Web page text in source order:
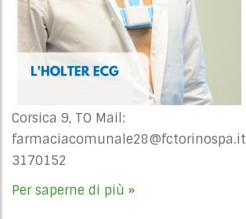
Corsica 9, TO Mail:
farmaciacomunale28@fctorinospa.it
3170152
Per saperne di più »